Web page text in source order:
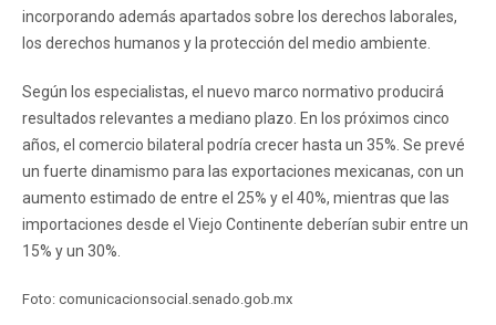
incorporando además apartados sobre los derechos laborales,
los derechos humanos y la protección del medio ambiente.
Según los especialistas, el nuevo marco normativo producirá
resultados relevantes a mediano plazo. En los próximos cinco
años, el comercio bilateral podría crecer hasta un 35%. Se prevé
un fuerte dinamismo para las exportaciones mexicanas, con un
aumento estimado de entre el 25% y el 40%, mientras que las
importaciones desde el Viejo Continente deberían subir entre un
15% y un 30%.
Foto: comunicacionsocial.senado.gob.mx